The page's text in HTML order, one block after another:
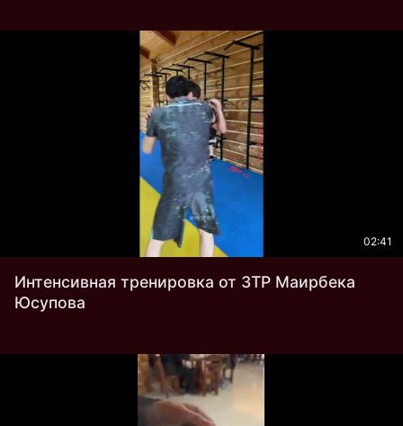
02:41
Интенсивная тренировка от ЗТР Маирбека
Юсупова